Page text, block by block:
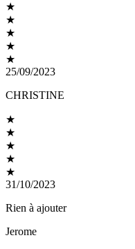
★
★
★
★
★
25/09/2023
CHRISTINE
★
★
★
★
★
31/10/2023
Rien à ajouter
Jerome